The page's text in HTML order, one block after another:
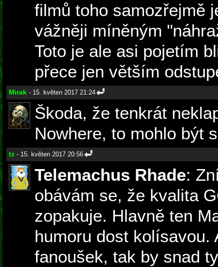
filmů toho samozřejmě
vážněji míněným
Toto je ale asi pojetím
přece jen větším
Mirak - 15. květen 2017 21:24
Škoda, že tenkrát
Nowhere, to mohlo být
tz - 15. květen 2017 20:56
Telemachus Rhade:
obávám se, že kvalita
zopakuje. Hlavně ten
humoru dost kolísavou.
fanoušek, tak by snad